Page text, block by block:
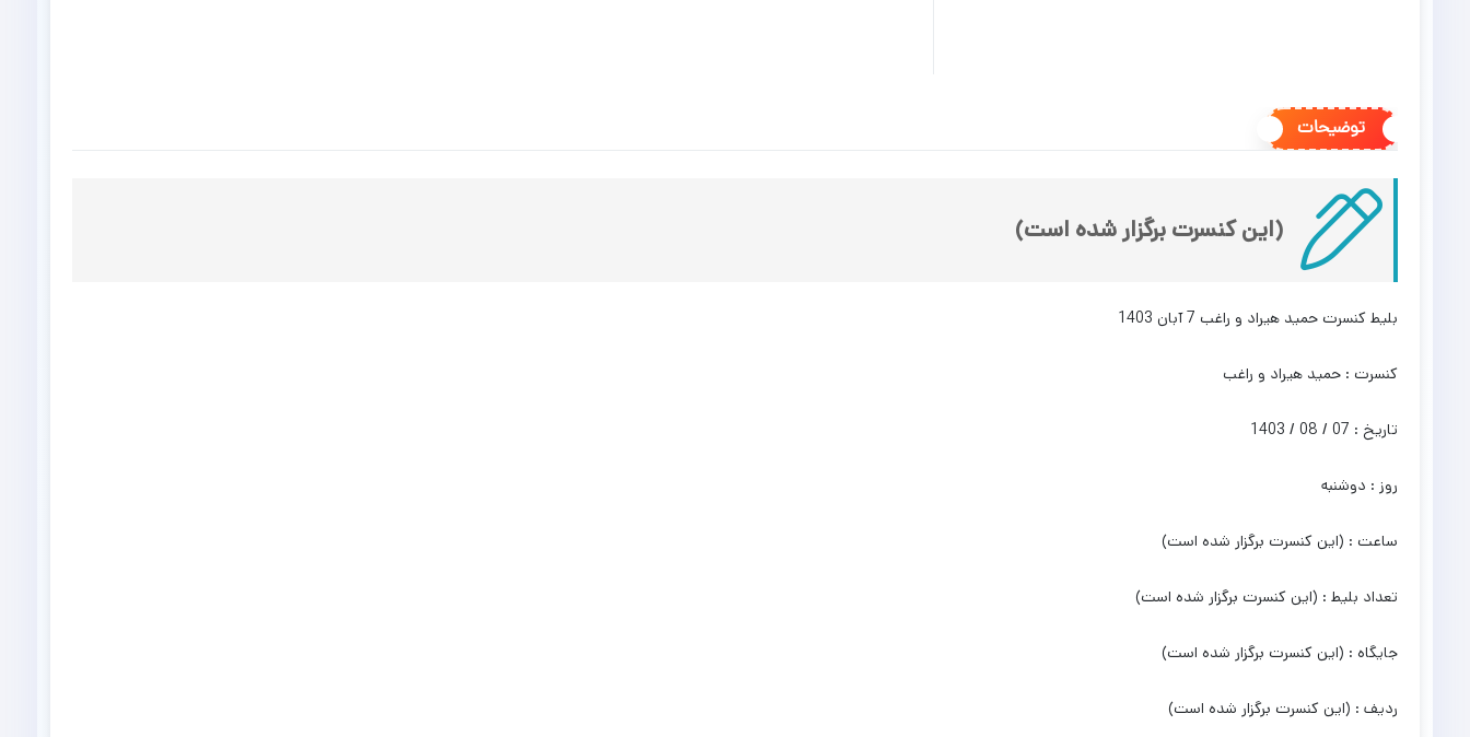
توضیحات
(این کنسرت برگزار شده است)
بلیط کنسرت حمید هیراد و راغب 7 آبان 1403
کنسرت : حمید هیراد و راغب
تاریخ : 07 / 08 / 1403
روز : دوشنبه
ساعت : (این کنسرت برگزار شده است)
تعداد بلیط : (این کنسرت برگزار شده است)
جایگاه : (این کنسرت برگزار شده است)
ردیف : (این کنسرت برگزار شده است)